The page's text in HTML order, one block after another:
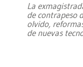
La
de contrapeso
olvido,
de nuevas